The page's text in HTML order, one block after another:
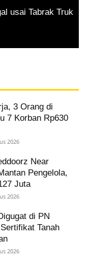
usai Tabrak Truk
3 Orang di
7 Korban Rp630
2026
Near
Pengelola,
Juta
2026
di PN
Tanah
2026